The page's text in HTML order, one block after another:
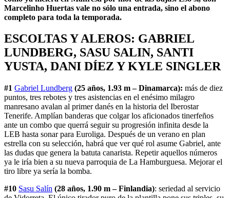
Marcelinho Huertas vale no sólo una entrada, sino el abono
completo para toda la temporada.
ESCOLTAS Y ALEROS: GABRIEL
LUNDBERG, SASU SALIN, SANTI
YUSTA, DANI DÍEZ Y KYLE SINGLER
#1 Gabriel Lundberg (25 años, 1.93 m – Dinamarca): más de diez
puntos, tres rebotes y tres asistencias en el enésimo milagro
manresano avalan al primer danés en la historia del Iberostar
Tenerife. Amplían banderas que colgar los aficionados tinerfeños
ante un combo que querrá seguir su progresión infinita desde la
LEB hasta sonar para Euroliga. Después de un verano en plan
estrella con su selección, habrá que ver qué rol asume Gabriel, ante
las dudas que genera la batuta canarista. Repetir aquellos números
ya le iría bien a su nueva parroquia de La Hamburguesa. Mejorar el
tiro libre ya sería la bomba.
#10 Sasu Salín (28 años, 1.90 m – Finlandia): seriedad al servicio